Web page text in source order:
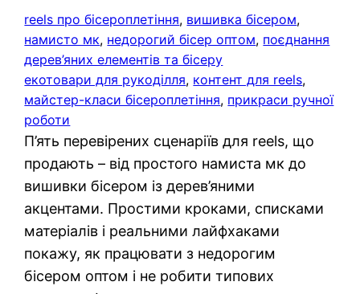
reels про бісероплетіння, вишивка бісером
намисто мк, недорогий бісер оптом, поєднання
дерев’яних елементів та бісеру
екотовари для рукоділля, контент для reels
майстер-класи бісероплетіння, прикраси ручної
роботи
П’ять перевірених сценаріїв для reels, що
продають – від простого намиста мк до
вишивки бісером із дерев’яними
акцентами. Простими кроками, списками
матеріалів і реальними лайфхаками
покажу, як працювати з недорогим
бісером оптом і не робити типових